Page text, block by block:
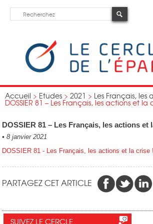
Accueil > Etudes > 2021 > Les Français, les
DOSSIER 81 – Les Français, les actions et la
DOSSIER 81 – Les Français, les actions et
• 8 janvier 2021
DOSSIER 81 - Les Français, les actions et la crise
PARTAGEZ CET ARTICLE
SUIVEZ LE CERCLE